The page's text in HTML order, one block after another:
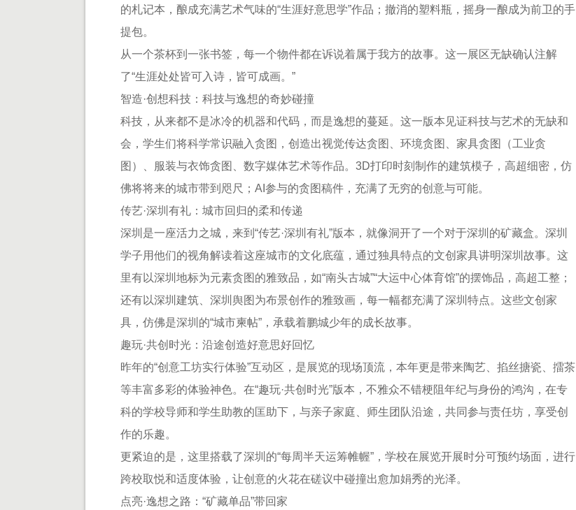
的札记本，酿成充满艺术气味的“生涯好意思学”作品；撤消的塑料瓶，摇身一酿成为前卫的手
提包。
从一个茶杯到一张书签，每一个物件都在诉说着属于我方的故事。这一展区无缺确认注解
了“生涯处处皆可入诗，皆可成画。”
智造·创想科技：科技与逸想的奇妙碰撞
科技，从来都不是冰冷的机器和代码，而是逸想的蔓延。这一版本见证科技与艺术的无缺和
会，学生们将科学常识融入贪图，创造出视觉传达贪图、环境贪图、家具贪图（工业贪
图）、服装与衣饰贪图、数字媒体艺术等作品。3D打印时刻制作的建筑模子，高超细密，仿
佛将将来的城市带到咫尺；AI参与的贪图稿件，充满了无穷的创意与可能。
传艺·深圳有礼：城市回归的柔和传递
深圳是一座活力之城，来到“传艺·深圳有礼”版本，就像洞开了一个对于深圳的矿藏盒。深圳
学子用他们的视角解读着这座城市的文化底蕴，通过独具特点的文创家具讲明深圳故事。这
里有以深圳地标为元素贪图的雅致品，如“南头古城”“大运中心体育馆”的摆饰品，高超工整；
还有以深圳建筑、深圳舆图为布景创作的雅致画，每一幅都充满了深圳特点。这些文创家
具，仿佛是深圳的“城市柬帖”，承载着鹏城少年的成长故事。
趣玩·共创时光：沿途创造好意思好回忆
昨年的“创意工坊实行体验”互动区，是展览的现场顶流，本年更是带来陶艺、掐丝搪瓷、擂茶
等丰富多彩的体验神色。在“趣玩·共创时光”版本，不雅众不错梗阻年纪与身份的鸿沟，在专
科的学校导师和学生助教的匡助下，与亲子家庭、师生团队沿途，共同参与责任坊，享受创
作的乐趣。
更紧迫的是，这里搭载了深圳的“每周半天运筹帷幄”，学校在展览开展时分可预约场面，进行
跨校取悦和适度体验，让创意的火花在磋议中碰撞出愈加娟秀的光泽。
点亮·逸想之路：“矿藏单品”带回家